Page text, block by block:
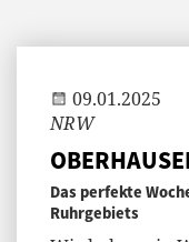
09.01.2025
NRW
Das perfekte
Ruhrgebiets